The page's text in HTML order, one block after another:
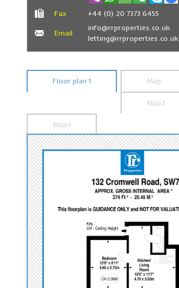
Fax +44 (0) 20 7373 6455
Email
info@rrproperties.co.uk
letting@rrproperties.co.uk
Floor plan 1 Map
Map2
Map3